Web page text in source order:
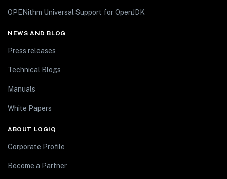
OPENithm Universal Support for OpenJDK
NEWS AND BLOG
Press releases
Technical Blogs
Manuals
White Papers
ABOUT LOGIQ
Corporate Profile
Become a Partner